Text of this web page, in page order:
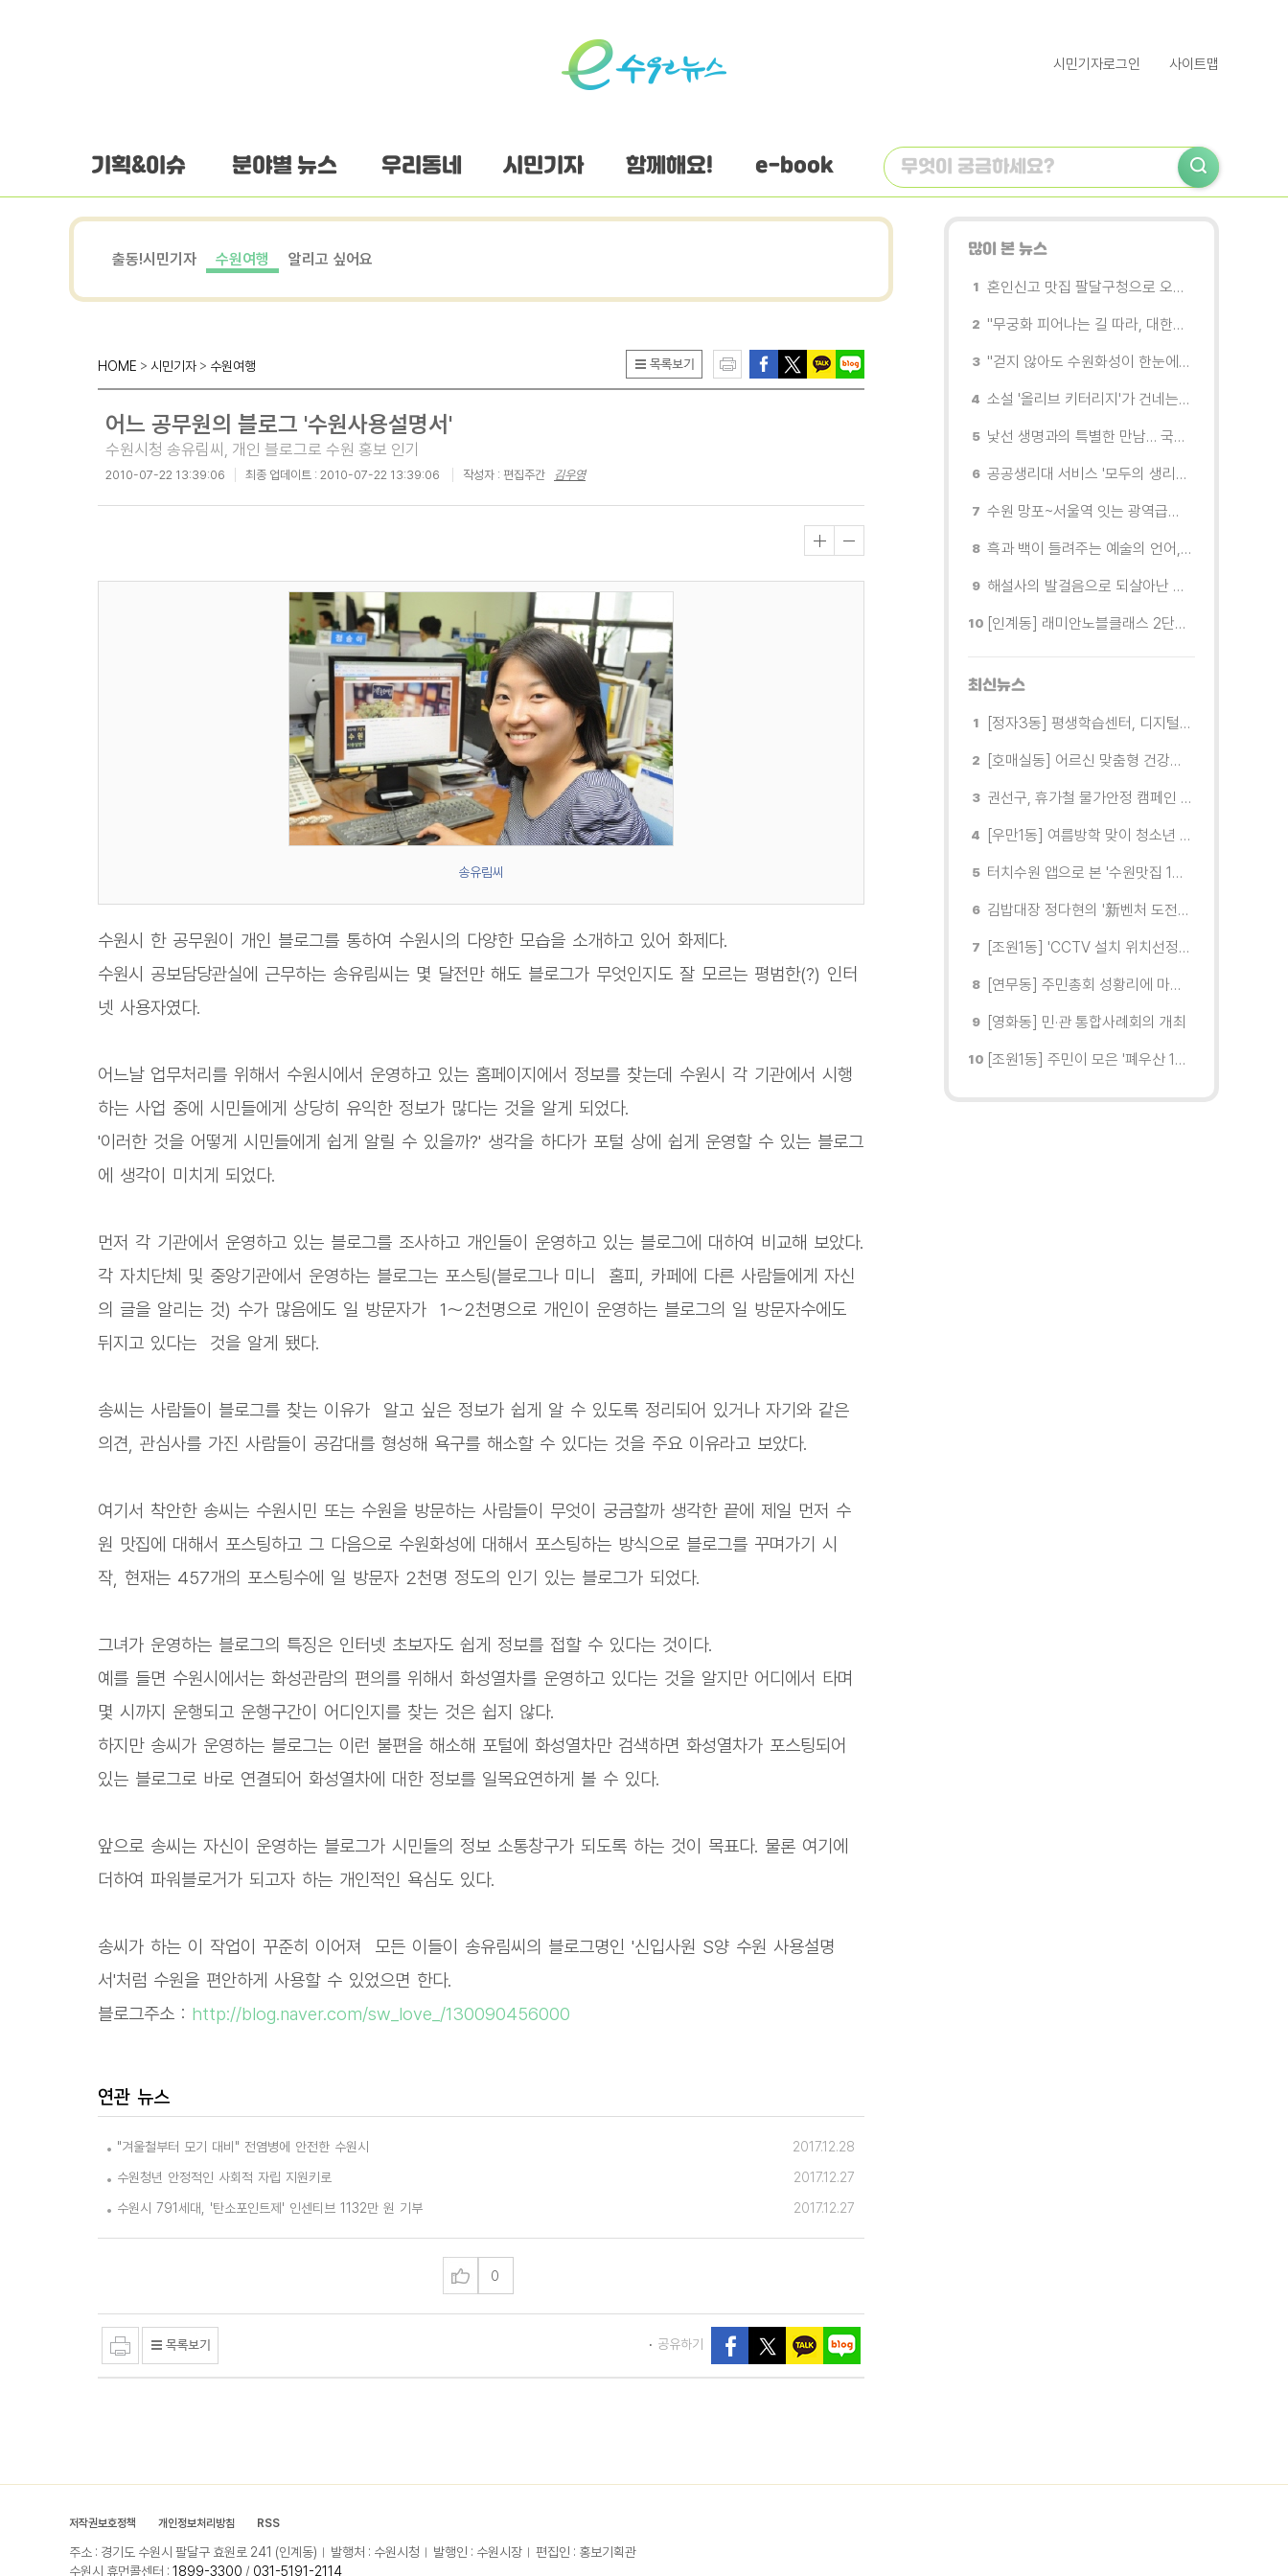
시민기자로그인 사이트맵
기획&이슈 분야별 뉴스 우리동네 시민기자 함께해요! e-book
출동!시민기자 수원여행 알리고 싶어요
HOME > 시민기자 > 수원여행
어느 공무원의 블로그 '수원사용설명서'
수원시청 송유림씨, 개인 블로그로 수원 홍보 인기
2010-07-22 13:39:06 최종 업데이트 : 2010-07-22 13:39:06 작성자 : 편집주간 김우영
송유림씨
수원시 한 공무원이 개인 블로그를 통하여 수원시의 다양한 모습을 소개하고 있어 화제다.
수원시 공보담당관실에 근무하는 송유림씨는 몇 달전만 해도 블로그가 무엇인지도 잘 모르는 평범한(?) 인터
넷 사용자였다.
어느날 업무처리를 위해서 수원시에서 운영하고 있는 홈페이지에서 정보를 찾는데 수원시 각 기관에서 시행
하는 사업 중에 시민들에게 상당히 유익한 정보가 많다는 것을 알게 되었다.
'이러한 것을 어떻게 시민들에게 쉽게 알릴 수 있을까?' 생각을 하다가 포털 상에 쉽게 운영할 수 있는 블로그
에 생각이 미치게 되었다.
먼저 각 기관에서 운영하고 있는 블로그를 조사하고 개인들이 운영하고 있는 블로그에 대하여 비교해 보았다.
각 자치단체 및 중앙기관에서 운영하는 블로그는 포스팅(블로그나 미니 홈피, 카페에 다른 사람들에게 자신
의 글을 알리는 것) 수가 많음에도 일 방문자가 1～2천명으로 개인이 운영하는 블로그의 일 방문자수에도
뒤지고 있다는 것을 알게 됐다.
송씨는 사람들이 블로그를 찾는 이유가 알고 싶은 정보가 쉽게 알 수 있도록 정리되어 있거나 자기와 같은
의견, 관심사를 가진 사람들이 공감대를 형성해 욕구를 해소할 수 있다는 것을 주요 이유라고 보았다.
여기서 착안한 송씨는 수원시민 또는 수원을 방문하는 사람들이 무엇이 궁금할까 생각한 끝에 제일 먼저 수
원 맛집에 대해서 포스팅하고 그 다음으로 수원화성에 대해서 포스팅하는 방식으로 블로그를 꾸며가기 시
작, 현재는 457개의 포스팅수에 일 방문자 2천명 정도의 인기 있는 블로그가 되었다.
그녀가 운영하는 블로그의 특징은 인터넷 초보자도 쉽게 정보를 접할 수 있다는 것이다.
예를 들면 수원시에서는 화성관람의 편의를 위해서 화성열차를 운영하고 있다는 것을 알지만 어디에서 타며
몇 시까지 운행되고 운행구간이 어디인지를 찾는 것은 쉽지 않다.
하지만 송씨가 운영하는 블로그는 이런 불편을 해소해 포털에 화성열차만 검색하면 화성열차가 포스팅되어
있는 블로그로 바로 연결되어 화성열차에 대한 정보를 일목요연하게 볼 수 있다.
앞으로 송씨는 자신이 운영하는 블로그가 시민들의 정보 소통창구가 되도록 하는 것이 목표다. 물론 여기에
더하여 파워블로거가 되고자 하는 개인적인 욕심도 있다.
송씨가 하는 이 작업이 꾸준히 이어져 모든 이들이 송유림씨의 블로그명인 '신입사원 S양 수원 사용설명
서'처럼 수원을 편안하게 사용할 수 있었으면 한다.
블로그주소 : http://blog.naver.com/sw_love_/130090456000
연관 뉴스
"겨울철부터 모기 대비" 전염병에 안전한 수원시
2017.12.28
수원청년 안정적인 사회적 자립 지원키로
2017.12.27
수원시 791세대, '탄소포인트제' 인센티브 1132만 원 기부
2017.12.27
0
공유하기
많이 본 뉴스
혼인신고 맛집 팔달구청으로 오세요
"무궁화 피어나는 길 따라, 대한민국을 걷는다"
"걷지 않아도 수원화성이 한눈에"…무장애 관광버스 '수원행차' 타보니
소설 '올리브 키터리지'가 건네는 삶과 연민의 철학
낯선 생명과의 특별한 만남… 국제전 《패트리샤 피치니니: 킨쉽》
공공생리대 서비스 '모두의 생리대' 시범 운영...수원시청·4개 구청 등에 지급기 설치
수원 망포~서울역 잇는 광역급행버스 M5165번, 8월 3일 개통
흑과 백이 들려주는 예술의 언어, 수원시립미술관 소장품전《블랑 블랙 파노라마》
해설사의 발걸음으로 되살아난 수원의 독립운동 역사
[인계동] 래미안노블클래스 2단지 경로당, 무더위 속 독거노인에게 '따뜻한 한 끼' 대접
최신뉴스
[정자3동] 평생학습센터, 디지털 생활문해교실 개강
[호매실동] 어르신 맞춤형 건강특화사업 「은빛반짝 실버종이공방」 운영
권선구, 휴가철 물가안정 캠페인 전개
[우만1동] 여름방학 맞이 청소년 유해환경 캠페인 실시
터치수원 앱으로 본 '수원맛집 100선'... 장안구 맛집을 찾다
김밥대장 정다현의 '新벤처 도전이야기'
[조원1동] 'CCTV 설치 위치선정협의회' 회의 개최
[연무동] 주민총회 성황리에 마무리
[영화동] 민·관 통합사례회의 개최
[조원1동] 주민이 모은 '폐우산 100개' 수원여대에 1차 전달
저작권보호정책 개인정보처리방침 RSS
주소 : 경기도 수원시 팔달구 효원로 241 (인계동) 발행처 : 수원시청 발행인 : 수원시장
편집인 : 홍보기획관
수원시 휴먼콜센터 : 1899-3300 / 031-5191-2114